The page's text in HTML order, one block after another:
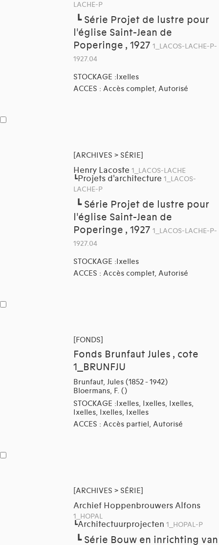
LACHE-P
┗ Série Projet de lustre pour
l'église Saint-Jean de
Poperinge , 1927 1_LACOS-LACHE-P-
1927.04
STOCKAGE :Ixelles
ACCES : Accès complet, Autorisé
[ARCHIVES > SÉRIE]
Henry Lacoste 1_LACOS-LACHE
┗Projets d'architecture 1_LACOS-
LACHE-P
┗ Série Projet de lustre pour
l'église Saint-Jean de
Poperinge , 1927 1_LACOS-LACHE-P-
1927.04
STOCKAGE :Ixelles
ACCES : Accès complet, Autorisé
[FONDS]
Fonds Brunfaut Jules , cote
1_BRUNFJU
Brunfaut, Jules (1852 - 1942)
Bloermans, F. ()
STOCKAGE :Ixelles, Ixelles, Ixelles,
Ixelles, Ixelles, Ixelles
ACCES : Accès partiel, Autorisé
[ARCHIVES > SÉRIE]
Archief Hoppenbrouwers Alfons
1_HOPAL
┗Architectuurprojecten 1_HOPAL-P
┗ Série Bouw en inrichting van